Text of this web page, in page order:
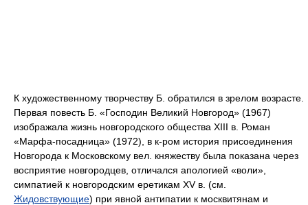
К художественному творчеству Б. обратился в зрелом возрасте.
Первая повесть Б. «Господин Великий Новгород» (1967)
изображала жизнь новгородского общества XIII в. Роман
«Марфа-посадница» (1972), в к-ром история присоединения
Новгорода к Московскому вел. княжеству была показана через
восприятие новгородцев, отличался апологией «воли»,
симпатией к новгородским еретикам XV в. (см.
Жидовствующие) при явной антипатии к москвитянам и